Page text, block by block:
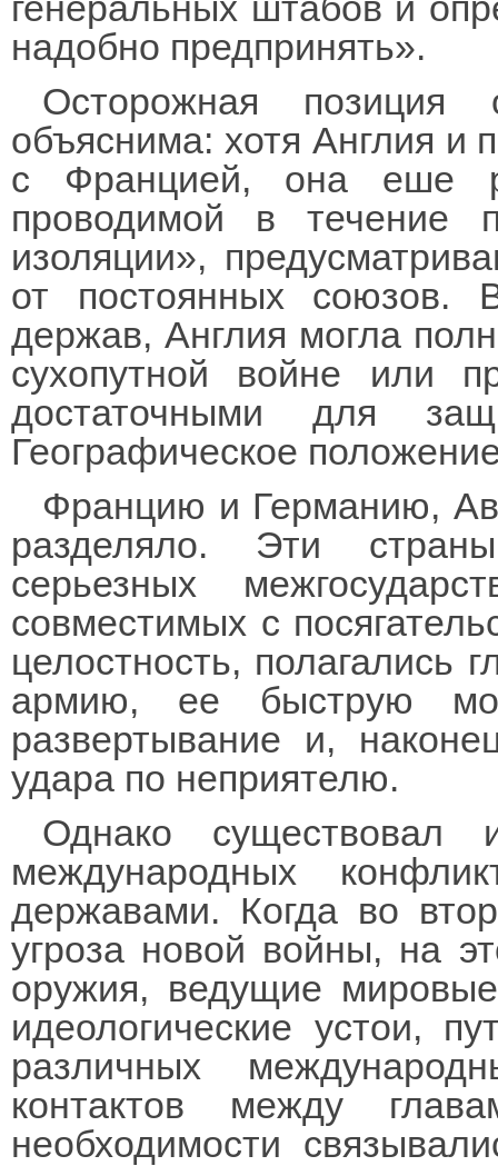
надобно предпринять».
Осторожная позиция
объяснима: хотя Англия и
с Францией, она еше
проводимой в течение
изоляции»,
от постоянных союзов.
держав, Англия могла
cухопутной войне или
достаточными для
Географическое
Францию и Германию,
разделяло. Эти
серьезных
совместимых с
целостность, полагались
армию, ее быструю
развертывание и,
удара по неприятелю.
Однако существовал
международных
державами. Когда во
угроза новой войны, на
оружия, ведущие
идеологические устои,
различных
контактов между
необходимости